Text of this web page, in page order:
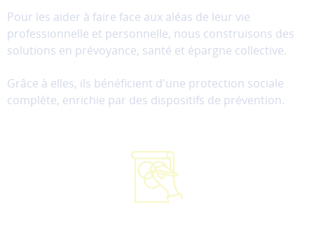
Pour les aider à faire face aux aléas de leur vie
professionnelle et personnelle, nous construisons des
solutions en prévoyance, santé et épargne collective.
Grâce à elles, ils bénéficient d'une protection sociale
complète, enrichie par des dispositifs de prévention.